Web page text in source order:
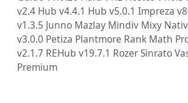
v2.4 Hub v4.4.1 Hub v5.0.1 Impreza
v1.3.5 Junno Mazlay Mindiv Mixy
v3.0.0 Petiza Plantmore Rank Math
v2.1.7 REHub v19.7.1 RozerSinrato
Premium